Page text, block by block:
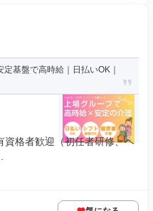
基盤で高時給｜日払いOK｜
格者歓迎（初任者研修、ヘ